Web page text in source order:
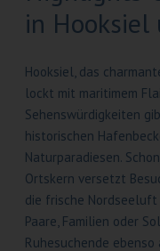
in Hooksiel
Hooksiel, das
lockt mit maritimem
Sehenswürdigkeiten
historischen
Naturparadiesen.
Ortskern versetzt
die frische
Paare, Familien oder
Ruhesuchende